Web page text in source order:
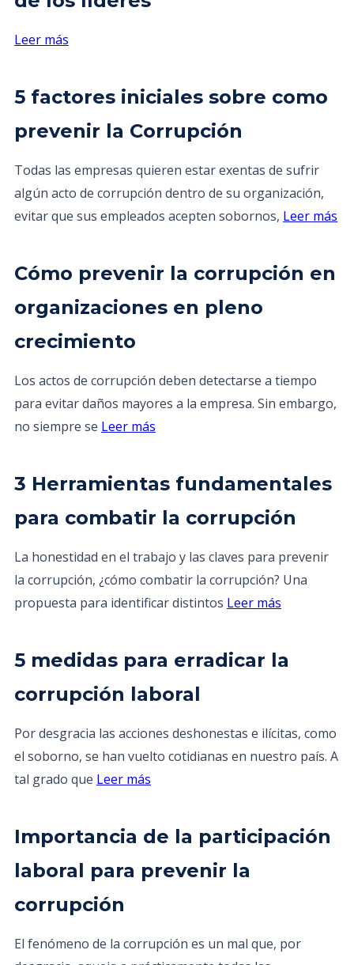
Leer más
5 factores iniciales sobre como
prevenir la Corrupción
Todas las empresas quieren estar exentas de sufrir
algún acto de corrupción dentro de su organización,
evitar que sus empleados acepten sobornos, Leer más
Cómo prevenir la corrupción en
organizaciones en pleno
crecimiento
Los actos de corrupción deben detectarse a tiempo
para evitar daños mayores a la empresa. Sin embargo,
no siempre se Leer más
3 Herramientas fundamentales
para combatir la corrupción
La honestidad en el trabajo y las claves para prevenir
la corrupción, ¿cómo combatir la corrupción? Una
propuesta para identificar distintos Leer más
5 medidas para erradicar la
corrupción laboral
Por desgracia las acciones deshonestas e ilícitas, como
el soborno, se han vuelto cotidianas en nuestro país. A
tal grado que Leer más
Importancia de la participación
laboral para prevenir la
corrupción
El fenómeno de la corrupción es un mal que, por